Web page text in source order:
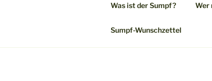
Was ist der Sumpf? Wer
Sumpf-Wunschzettel